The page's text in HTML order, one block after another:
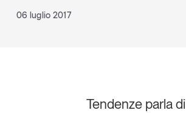
06 luglio 2017
Tendenze parla di